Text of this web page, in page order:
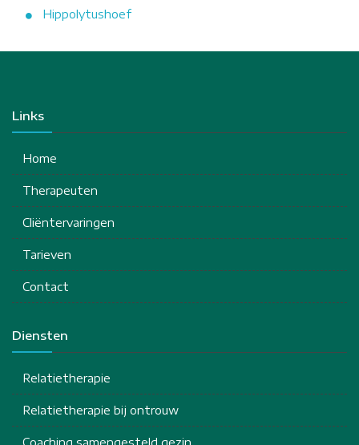
Hippolytushoef
Links
Home
Therapeuten
Cliëntervaringen
Tarieven
Contact
Diensten
Relatietherapie
Relatietherapie bij ontrouw
Coaching samengesteld gezin